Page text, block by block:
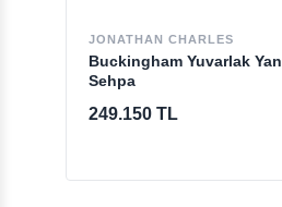
JONATHAN CHARLES
Buckingham Yuvarlak Yan
Sehpa
249.150 TL